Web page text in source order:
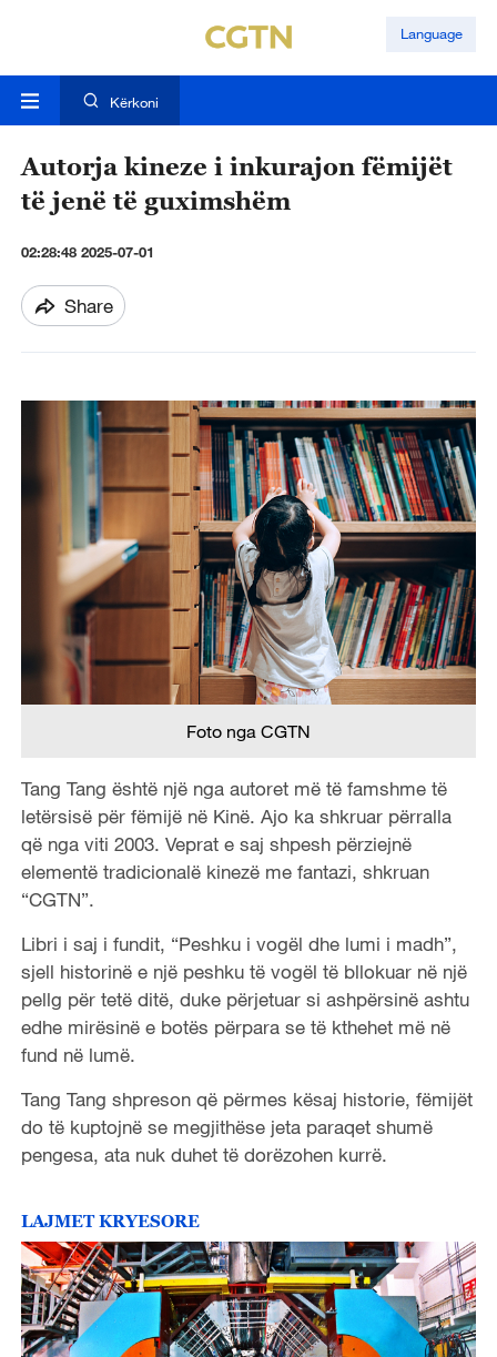
Language
Kërkoni
Autorja kineze i inkurajon fëmijët
të jenë të guximshëm
02:28:48 2025-07-01
Share
Foto nga CGTN
Tang Tang është një nga autoret më të famshme të
letërsisë për fëmijë në Kinë. Ajo ka shkruar përralla
që nga viti 2003. Veprat e saj shpesh përziejnë
elementë tradicionalë kinezë me fantazi, shkruan
“CGTN”.
Libri i saj i fundit, “Peshku i vogël dhe lumi i madh”,
sjell historinë e një peshku të vogël të bllokuar në një
pellg për tetë ditë, duke përjetuar si ashpërsinë ashtu
edhe mirësinë e botës përpara se të kthehet më në
fund në lumë.
Tang Tang shpreson që përmes kësaj historie, fëmijët
do të kuptojnë se megjithëse jeta paraqet shumë
pengesa, ata nuk duhet të dorëzohen kurrë.
LAJMET KRYESORE